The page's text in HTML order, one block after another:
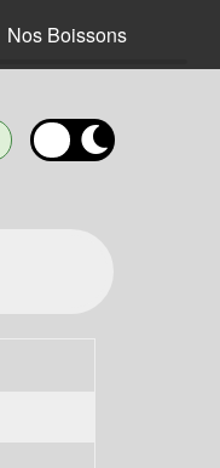
Nos Boissons